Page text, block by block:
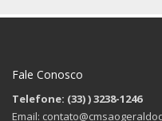
Fale Conosco
Telefone: (33)) 3238-1246
Email: